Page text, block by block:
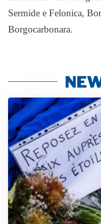
Sermide e Felonica,
Borgocarbonara.